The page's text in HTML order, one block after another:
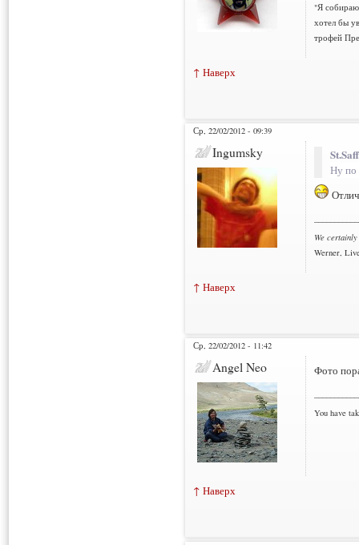
"Я
хотел бы
трофей
↑ Наверх
Ср, 22/02/2012 - 09:39
Ingumsky
Ну по
We
Werner,
↑ Наверх
Ср, 22/02/2012 - 11:42
Angel Neo Фото
You have
↑ Наверх